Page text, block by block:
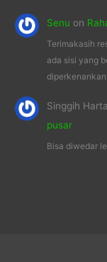
Senu on
Terimakasih
ada sisi yang
Singgih
pusar
Bisa diwedar